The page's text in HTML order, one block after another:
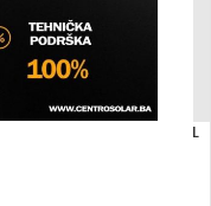
BOJLER ELEKTRIČNI 30 L
RS 30/3 EU (3100339)